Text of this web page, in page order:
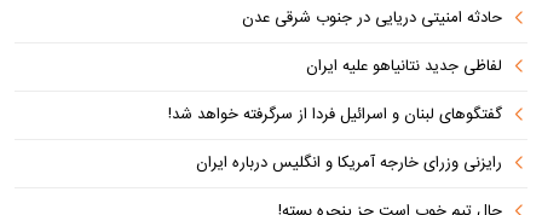
حادثه امنیتی دریایی در جنوب شرقی عدن
لفاظی جدید نتانیاهو علیه ایران
گفتگوهای لبنان و اسرائیل فردا از سرگرفته خواهد شد!
رایزنی وزرای خارجه آمریکا و انگلیس درباره ایران